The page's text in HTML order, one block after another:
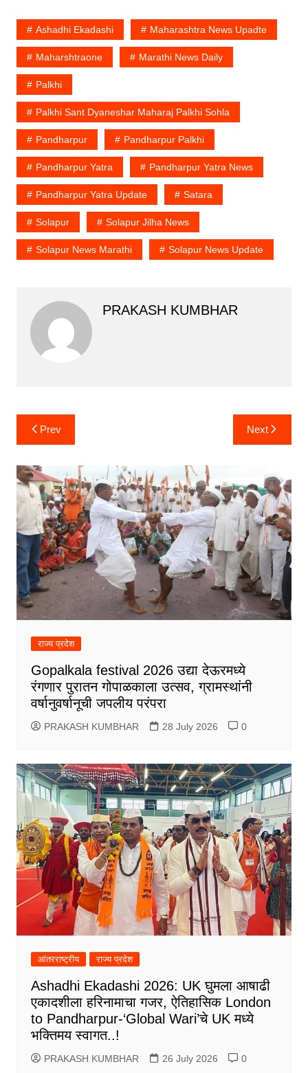
Ashadhi Ekadashi Maharashtra News Upadte
Maharshtraone Marathi News Daily
Palkhi
Palkhi Sant Dyaneshar Maharaj Palkhi Sohla
Pandharpur Pandharpur Palkhi
Pandharpur Yatra Pandharpur Yatra News
Pandharpur Yatra Update Satara
Solapur Solapur Jilha News
Solapur News Marathi Solapur News Update
PRAKASH KUMBHAR
Post
navigation
Prev Next
राज्य प्रदेश
Gopalkala festival 2026 उद्या देऊरमध्ये
रंगणार पुरातन गोपाळकाला उत्सव, ग्रामस्थांनी
वर्षानुवर्षानूची जपलीय परंपरा
PRAKASH KUMBHAR 28 July 2026 0
आंतरराष्ट्रीय राज्य प्रदेश
Ashadhi Ekadashi 2026: UK घुमला आषाढी
एकादशीला हरिनामाचा गजर, ऐतिहासिक London
to Pandharpur-‘Global Wari’चे UK मध्ये
भक्तिमय स्वागत..!
PRAKASH KUMBHAR 26 July 2026 0